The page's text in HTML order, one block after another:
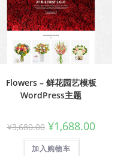
Flowers – 鲜花园艺模板
WordPress主题
¥3,680.00 ¥1,688.00
加入购物车